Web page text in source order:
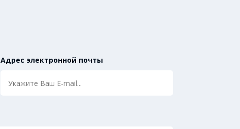
Адрес электронной почты